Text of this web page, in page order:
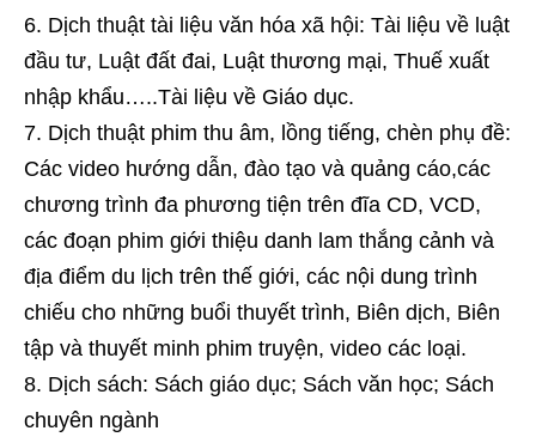
Dịch thuật tài liệu văn hóa xã hội: Tài liệu về luật
đầu tư, Luật đất đai, Luật thương mại, Thuế xuất
nhập khẩu…..Tài liệu về Giáo dục.
Dịch thuật phim thu âm, lồng tiếng, chèn phụ đề:
Các video hướng dẫn, đào tạo và quảng cáo,các
chương trình đa phương tiện trên đĩa CD, VCD,
các đoạn phim giới thiệu danh lam thắng cảnh và
địa điểm du lịch trên thế giới, các nội dung trình
chiếu cho những buổi thuyết trình, Biên dịch, Biên
tập và thuyết minh phim truyện, video các loại.
Dịch sách: Sách giáo dục; Sách văn học; Sách
chuyên ngành